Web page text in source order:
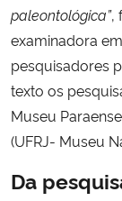
Planalto
paleontológica”,
examinadora
pesquisadores
texto os
Museu
(UFRJ- Museu
Da